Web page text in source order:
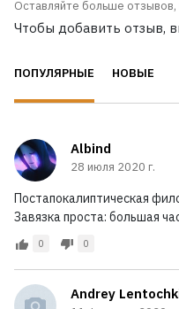
Оставляйте больше отзывов,
Чтобы добавить отзыв,
ПОПУЛЯРНЫЕ НОВЫЕ
Albind
28 июля 2020 г.
Постапокалиптическая
Завязка проста: большая
0 0
Andrey